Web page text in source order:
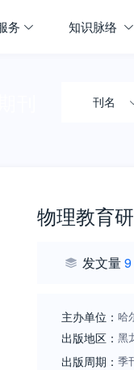
务 知识脉络
刊名
物理教育
发文量9
主办单位： 哈
出版地区： 黑
出版周期： 季